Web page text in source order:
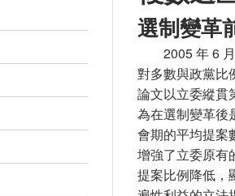
選制變革
2005 年 6
對多數與政黨比
論文以立委縱貫
為在選制變革後
會期的平均提案
增強了立委原有
提案比例降低，